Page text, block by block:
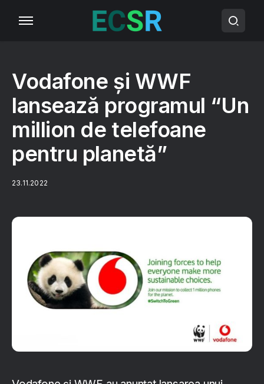
Vodafone și WWF
lansează programul “Un
million de telefoane
pentru planetă”
23.11.2022